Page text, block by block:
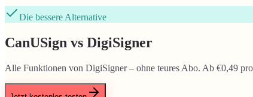
Die bessere Alternative
CanUSign vs DigiSigner
Alle Funktionen von DigiSigner – ohne teures Abo. Ab €0,49